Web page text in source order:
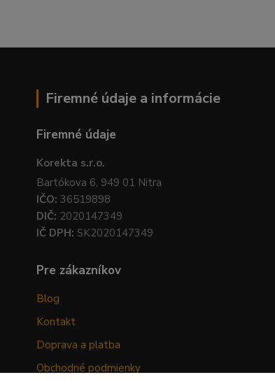
Firemné údaje a informácie
Firemné údaje
Korekta s.r.o.
Bartókova 6, 949 01 Nitra
IČO: 36519898
DIČ: 2020147349
IČ DPH: SK2020147349
Pre zákazníkov
Blog
Kontakt
Doprava a platba
Obchodné podmienky